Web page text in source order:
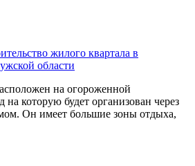
жилого квартала в
области
на огороженной
на которую будет организован через
Он имеет большие зоны отдыха,